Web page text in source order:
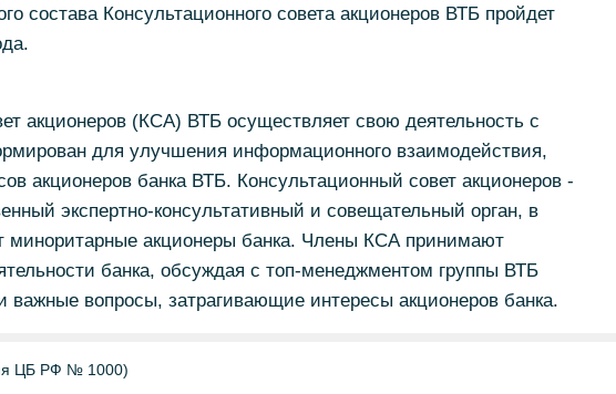
состава Консультационного совета акционеров ВТБ пройдет
акционеров (КСА) ВТБ осуществляет свою деятельность с
для улучшения информационного взаимодействия,
акционеров банка ВТБ. Консультационный совет акционеров -
экспертно-консультативный и совещательный орган, в
миноритарные акционеры банка. Члены КСА принимают
банка, обсуждая с топ-менеджментом группы ВТБ
важные вопросы, затрагивающие интересы акционеров банка.
ЦБ РФ № 1000)